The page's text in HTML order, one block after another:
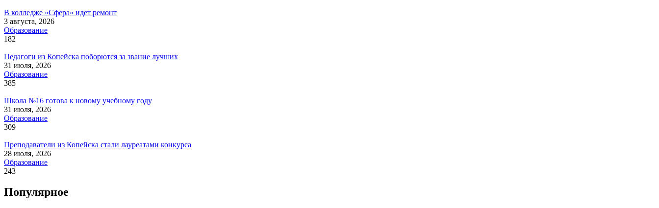
В колледже «Сфера» идет ремонт
3 августа, 2026
Образование
182
Педагоги из Копейска поборются за звание лучших
31 июля, 2026
Образование
385
Школа №16 готова к новому учебному году
31 июля, 2026
Образование
309
Преподаватели из Копейска стали лауреатами конкурса
28 июля, 2026
Образование
243
Популярное